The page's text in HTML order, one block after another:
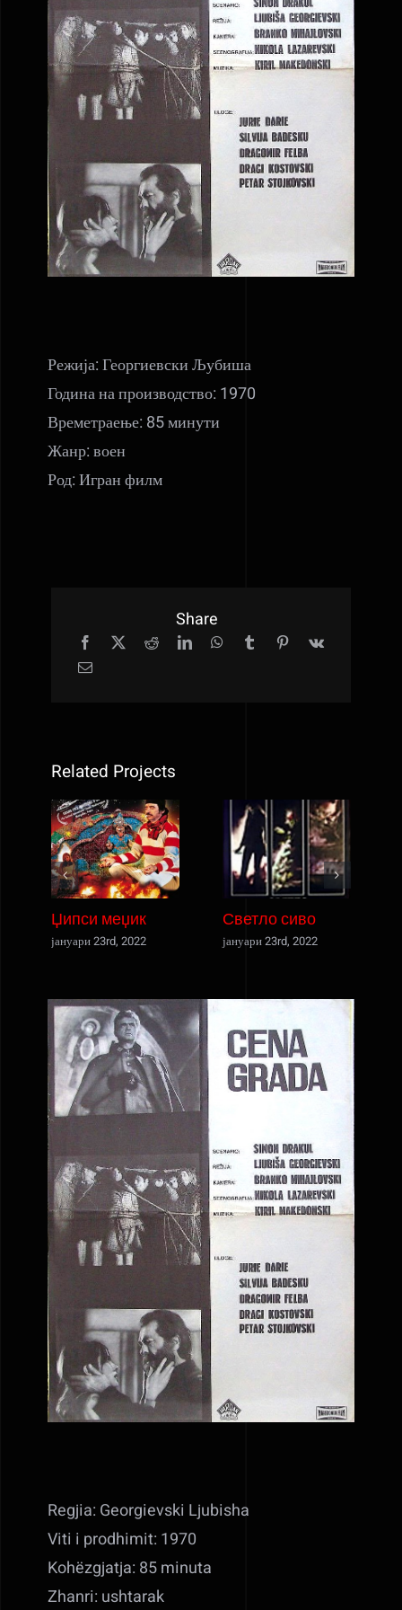
Режија: Георгиевски Љубиша
Година на производство: 1970
Времетраење: 85 минути
Жанр: воен
Род: Игран филм
Share
Related Projects
Џипси меџик
јануари 23rd, 2022
Светло сиво
јануари 23rd, 2022
Regjia: Georgievski Ljubisha
Viti i prodhimit: 1970
Kohëzgjatja: 85 minuta
Zhanri: ushtarak